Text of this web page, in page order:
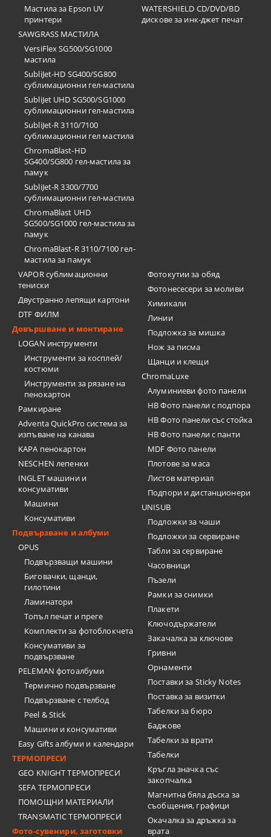
Мастила за Epson UV
принтери
SAWGRASS МАСТИЛА
VersiFlex SG500/SG1000
мастила
SubliJet-HD SG400/SG800
сублимационни гел-мастила
SubliJet UHD SG500/SG1000
сублимационни гел-мастила
SubliJet-R 3110/7100
сублимационни гел мастила
ChromaBlast-HD
SG400/SG800 гел-мастила за
памук
SubliJet-R 3300/7700
сублимационни гел-мастила
ChromaBlast UHD
SG500/SG1000 гел-мастила за
памук
ChromaBlast-R 3110/7100 гел-
мастила за памук
WATERSHIELD CD/DVD/BD
дискове за инк-джет печат
VAPOR сублимационни
тениски
Двустранно лепящи картони
DTF ФИЛМ
Довършване и монтиране
LOGAN инструменти
Инструменти за косплей/
костюми
Инструменти за рязане на
пенокартон
Рамкиране
Adventa QuickPro система за
изпъване на канава
KAPA пенокартон
NESCHEN лепенки
INGLET машини и
консумативи
Машини
Консумативи
Подвързване и албуми
OPUS
Подвързващи машини
Биговачки, щанци,
гилотини
Ламинатори
Топъл печат и преге
Комплекти за фотоблокчета
Консумативи за
подвързване
PELEMAN фотоалбуми
Термично подвързване
Подвързване с телбод
Peel & Stick
Машини и консумативи
Easy Gifts албуми и календари
ТЕРМОПРЕСИ
GEO KNIGHT ТЕРМОПРЕСИ
SEFA ТЕРМОПРЕСИ
ПОМОЩНИ МАТЕРИАЛИ
TRANSMATIC ТЕРМОПРЕСИ
Фото-сувенири, заготовки
Фотокутии за обяд
Фотонесесери за моливи
Химикали
Линии
Подложка за мишка
Нож за писма
Щанци и клещи
ChromaLuxe
Алуминиеви фото панели
HB Фото панели с подпора
HB Фото панели със стойка
HB Фото панели с панти
MDF Фото панели
Плотове за маса
Листов материал
Подпори и дистанционери
UNISUB
Подложки за чаши
Подложки за сервиране
Табли за сервиране
Часовници
Пъзели
Рамки за снимки
Плакети
Ключодържатели
Закачалка за ключове
Гривни
Орнаменти
Поставки за Sticky Notes
Поставка за визитки
Tабелки за бюро
Баджове
Табелки за врати
Табелки
Кръгла значка със
закопчалка
Магнитна бяла дъска за
съобщения, графици
Окачалка за дръжка за
врата